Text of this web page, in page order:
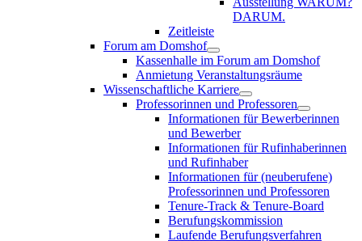
DARUM.
Zeitleiste
Forum am Domshof
Kassenhalle im Forum am Domshof
Anmietung Veranstaltungsräume
Wissenschaftliche Karriere
Professorinnen und Professoren
Informationen für Bewerberinnen
und Bewerber
Informationen für Rufinhaberinnen
und Rufinhaber
Informationen für (neuberufene)
Professorinnen und Professoren
Tenure-Track & Tenure-Board
Berufungskommission
Laufende Berufungsverfahren